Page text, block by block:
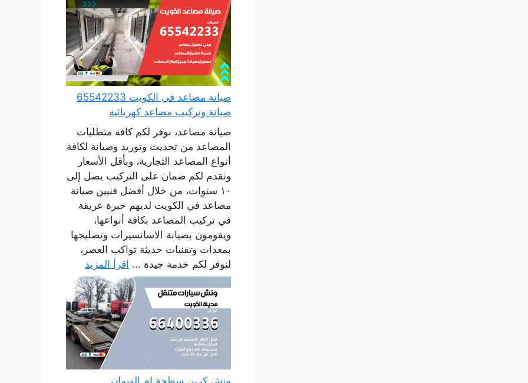
صيانة مصاعد في الكويت 65542233
صيانة وتركيب مصاعد كهربائية
صيانة مصاعد، نوفر لكم كافة متطلبات
المصاعد من تحديث وتوريد وصيانة لكافة
أنواع المصاعد التجارية، وبأقل الأسعار
ونقدم لكم ضمان على التركيب يصل إلى
١٠ سنوات، من خلال أفضل فنيين صيانة
مصاعد في الكويت لديهم خبرة عريقة
في تركيب المصاعد بكافة أنواعها،
ويقومون بصيانة الاسانسيرات وتصليحها
بمعدات وتقنيات حديثة تواكب العصر،
لنوفر لكم خدمة جيدة ... اقرأ المزيد
ونش كرين سطحة ام الهيمان